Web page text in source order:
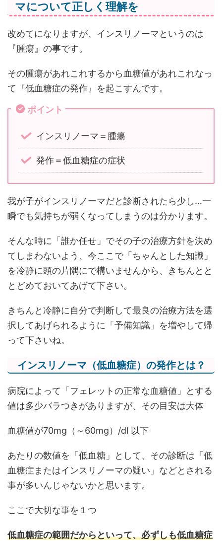
マについて正しく理解を
改めてになりますが、インスリノーマというのは
『腫瘍』の事です。
その腫瘍があれこれするから血糖値があれこれなっ
て『低血糖症の発作』を起こすんです。
ポイント
インスリノーマ＝腫瘍
発作＝低血糖症の症状
我が子がインスリノーマだと診断されたら少し…一
瞬でも気持ちが弱くなってしまうのは分かります。
そんな時に「誰か任せ」でその子の治療方針を決め
てしまわないよう、今ここで「ちゃんとした知識」
を冷静に頭の片隅にで構いませんから、きちんとと
とどめておいてあげて下さい。
きちんと冷静に自分で判断して最良の治療方法を選
択してあげられるように「予備知識」を増やして帰
って下さいね。
インスリノーマ（低血糖症）の発作とは？
病院によって「フェレットの正常な血糖値」とする
値は多少バラつきがありますが、その目安は大体
血糖値が70mg（～60mg）/dl 以下
あたりの数値を「低血糖」として、その診断は「低
血糖症またはインスリノーマの疑い」などとされる
事が多いんじゃないかと思います。
ここで大切な事を１つ
低血糖症の範囲だからといって、必ずしも低血糖症